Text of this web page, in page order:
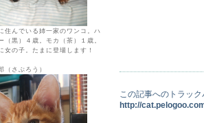
住んでいる姉一家のワンコ。ハ
（黒）４歳。モカ（茶）１歳。
女の子。たまに登場します！
（さぶろう）
この記事へのトラッ
http://